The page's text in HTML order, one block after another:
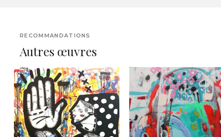
RECOMMANDATIONS
Autres œuvres